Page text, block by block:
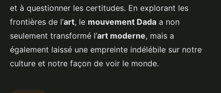
et à questionner les certitudes. En explorant les
frontières de l’art, le mouvement Dada a non
seulement transformé l’art moderne, mais a
également laissé une empreinte indélébile sur notre
culture et notre façon de voir le monde.